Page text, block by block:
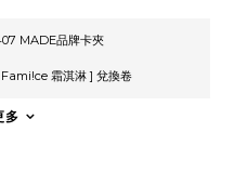
MADE品牌卡夾
霜淇淋 ] 兌換卷
多